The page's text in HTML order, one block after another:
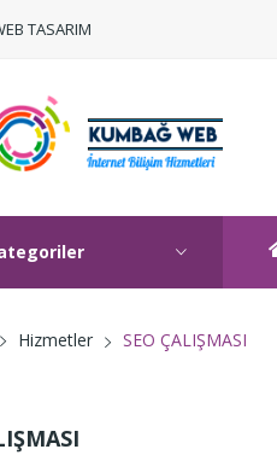
TASARIM
Hizmetler SEO ÇALIŞMASI